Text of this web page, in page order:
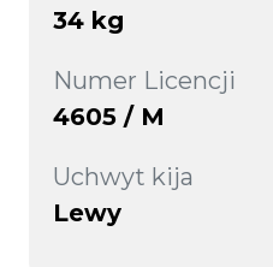
34 kg
Numer Licencji
4605 / M
Uchwyt kija
Lewy